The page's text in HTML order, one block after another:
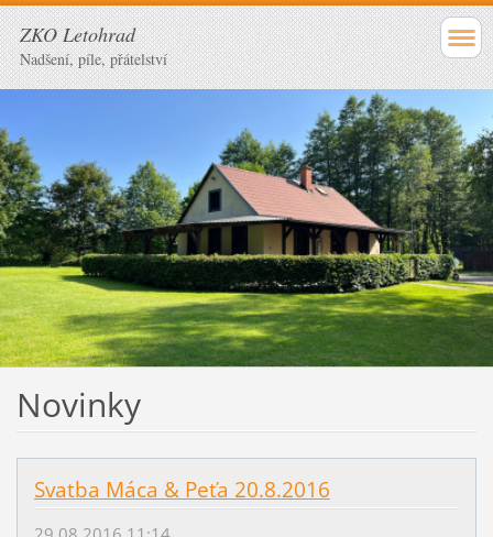
ZKO Letohrad
Nadšení, píle, přátelství
Novinky
Svatba Máca & Peťa 20.8.2016